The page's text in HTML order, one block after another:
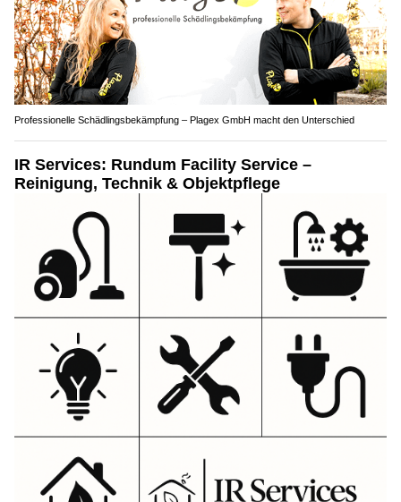
Professionelle Schädlingsbekämpfung – Plagex GmbH macht den Unterschied
IR Services: Rundum Facility Service –
Reinigung, Technik & Objektpflege